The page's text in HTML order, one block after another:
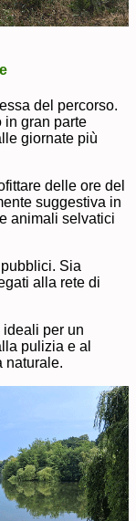
del percorso.
in gran parte
giornate più
delle ore del
suggestiva in
animali selvatici
Sia
alla rete di
per un
pulizia e al
naturale.